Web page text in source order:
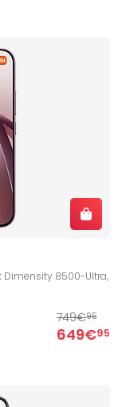
Dimensity 8500-Ultra,
749€95
649€95